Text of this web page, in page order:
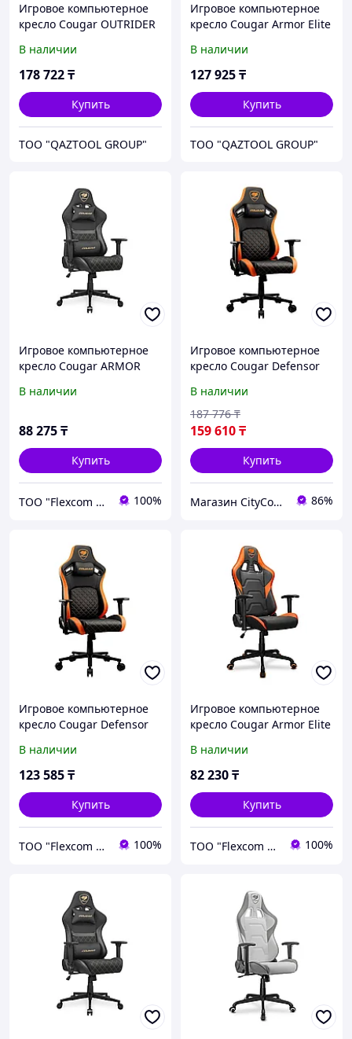
Игровое компьютерное
кресло Cougar OUTRIDER
В наличии
178 722₸
Купить
TOO "QAZTOOL GROUP"
Игровое компьютерное
кресло Cougar Armor Elite
В наличии
127 925₸
Купить
TOO "QAZTOOL GROUP"
Игровое компьютерное
кресло Cougar ARMOR
В наличии
88 275₸
Купить
ТОО "Flexcom LTD" 100%
Игровое компьютерное
кресло Cougar Defensor
В наличии
159 610₸
187 776 ₸
Купить
Магазин CityCom.kz +7-727-250-1209 86%
Игровое компьютерное
кресло Cougar Defensor
В наличии
123 585₸
Купить
ТОО "Flexcom LTD" 100%
Игровое компьютерное
кресло Cougar Armor Elite
В наличии
82 230₸
Купить
ТОО "Flexcom LTD" 100%